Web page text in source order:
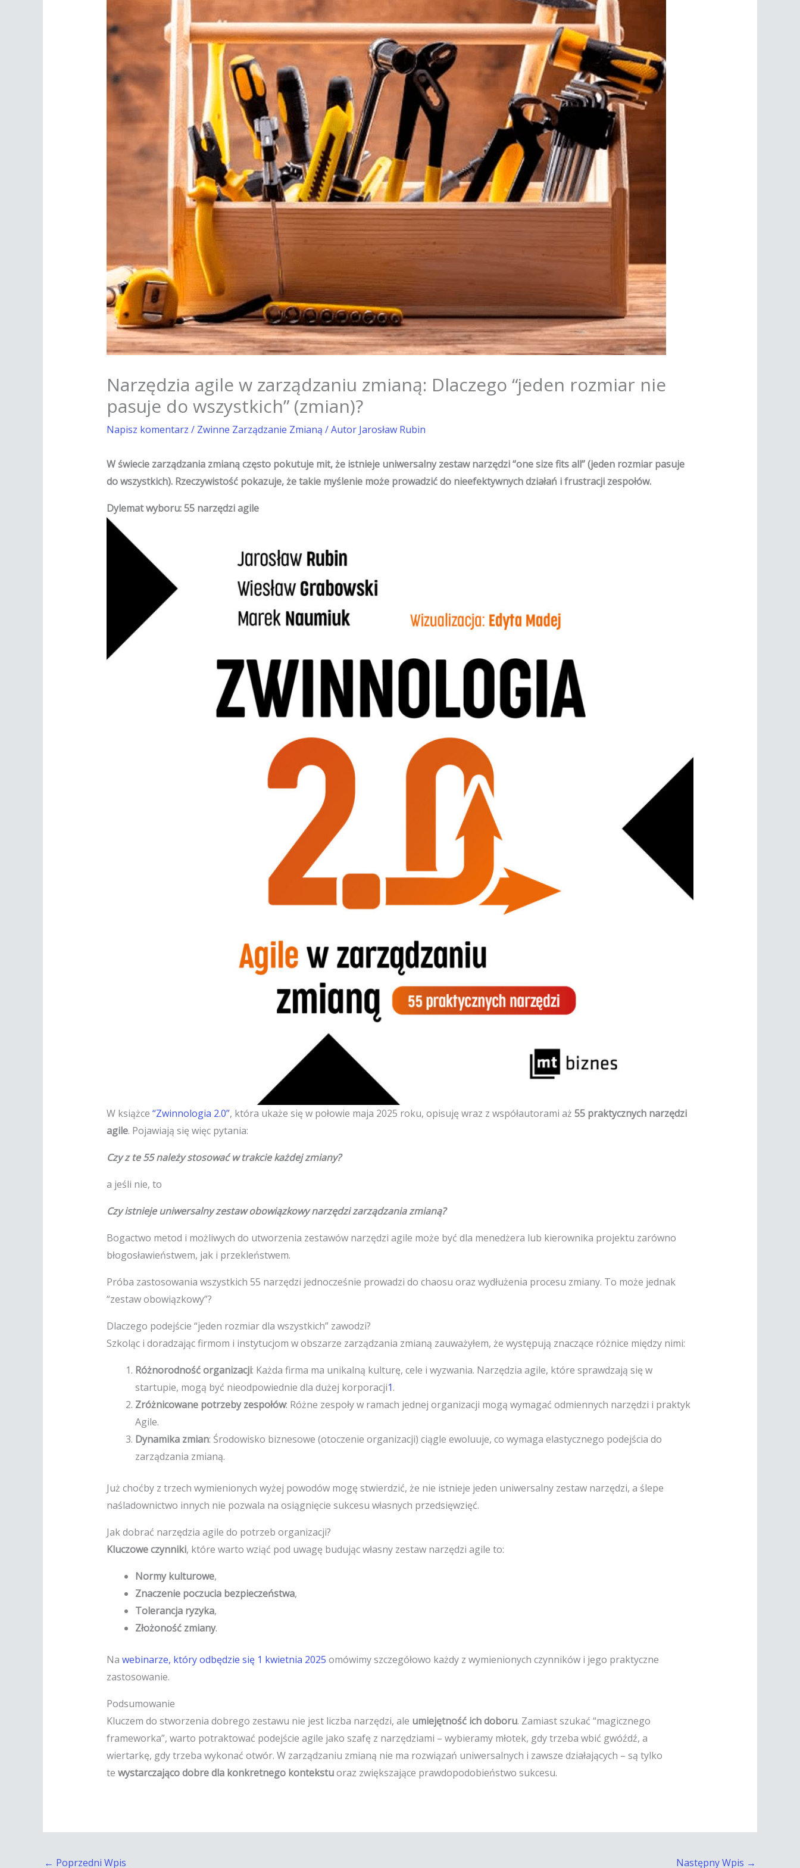
Narzędzia agile w zarządzaniu zmianą: Dlaczego “jeden rozmiar nie
pasuje do wszystkich” (zmian)?
Napisz komentarz / Zwinne Zarządzanie Zmianą / Autor Jarosław Rubin
W świecie zarządzania zmianą często pokutuje mit, że istnieje uniwersalny zestaw narzędzi “one size fits all” (jeden rozmiar pasuje
do wszystkich). Rzeczywistość pokazuje, że takie myślenie może prowadzić do nieefektywnych działań i frustracji zespołów.
Dylemat wyboru: 55 narzędzi agile
W książce “Zwinnologia 2.0”, która ukaże się w połowie maja 2025 roku, opisuję wraz z współautorami aż 55 praktycznych narzędzi
agile. Pojawiają się więc pytania:
Czy z te 55 należy stosować w trakcie każdej zmiany?
a jeśli nie, to
Czy istnieje uniwersalny zestaw obowiązkowy narzędzi zarządzania zmianą?
Bogactwo metod i możliwych do utworzenia zestawów narzędzi agile może być dla menedżera lub kierownika projektu zarówno
błogosławieństwem, jak i przekleństwem.
Próba zastosowania wszystkich 55 narzędzi jednocześnie prowadzi do chaosu oraz wydłużenia procesu zmiany. To może jednak
“zestaw obowiązkowy”?
Dlaczego podejście “jeden rozmiar dla wszystkich” zawodzi?
Szkoląc i doradzając firmom i instytucjom w obszarze zarządzania zmianą zauważyłem, że występują znaczące różnice między nimi:
Różnorodność organizacji: Każda firma ma unikalną kulturę, cele i wyzwania. Narzędzia agile, które sprawdzają się w
startupie, mogą być nieodpowiednie dla dużej korporacji1.
Zróżnicowane potrzeby zespołów: Różne zespoły w ramach jednej organizacji mogą wymagać odmiennych narzędzi i praktyk
Agile.
Dynamika zmian: Środowisko biznesowe (otoczenie organizacji) ciągle ewoluuje, co wymaga elastycznego podejścia do
zarządzania zmianą.
Już choćby z trzech wymienionych wyżej powodów mogę stwierdzić, że nie istnieje jeden uniwersalny zestaw narzędzi, a ślepe
naśladownictwo innych nie pozwala na osiągnięcie sukcesu własnych przedsięwzięć.
Jak dobrać narzędzia agile do potrzeb organizacji?
Kluczowe czynniki, które warto wziąć pod uwagę budując własny zestaw narzędzi agile to:
Normy kulturowe,
Znaczenie poczucia bezpieczeństwa,
Tolerancja ryzyka,
Złożoność zmiany.
Na webinarze, który odbędzie się 1 kwietnia 2025 omówimy szczegółowo każdy z wymienionych czynników i jego praktyczne
zastosowanie.
Podsumowanie
Kluczem do stworzenia dobrego zestawu nie jest liczba narzędzi, ale umiejętność ich doboru. Zamiast szukać “magicznego
frameworka”, warto potraktować podejście agile jako szafę z narzędziami – wybieramy młotek, gdy trzeba wbić gwóźdź, a
wiertarkę, gdy trzeba wykonać otwór. W zarządzaniu zmianą nie ma rozwiązań uniwersalnych i zawsze działających – są tylko
te wystarczająco dobre dla konkretnego kontekstuoraz zwiększające prawdopodobieństwo sukcesu.
← Poprzedni Wpis Następny Wpis →